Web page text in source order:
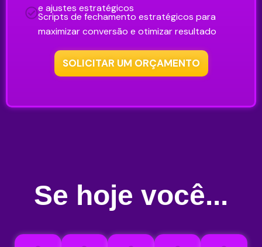
e ajustes estratégicos
Scripts de fechamento estratégicos para
maximizar conversão e otimizar resultado
SOLICITAR UM ORÇAMENTO
Se hoje você...